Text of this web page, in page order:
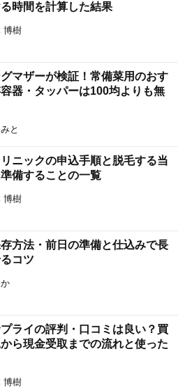
時間を計算した結果
博樹
マザーが検証！常備菜用のおす
器・タッパーは100均よりも無
と
ニックの申込手順と脱毛する当
備することの一覧
博樹
方法・前日の準備と仕込みで長
コツ
ライの評判・口コミは良い？買
ら現金受取までの流れと使った
博樹